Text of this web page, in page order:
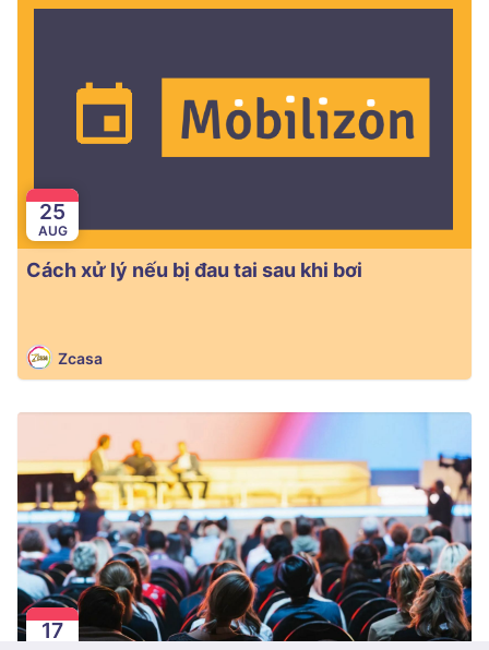
25
AUG
Cách xử lý nếu bị đau tai sau khi bơi
Zcasa
17